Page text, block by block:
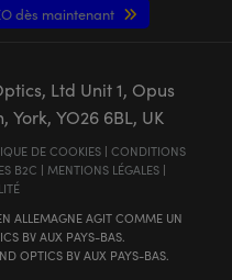
dès maintenant
Ltd Unit 1, Opus
YO26 6BL, UK
DE COOKIES| CONDITIONS
B2C | MENTIONS LÉGALES|
ALLEMAGNE AGIT COMME UN
BV AUX PAYS-BAS.
OPTICS BV AUX PAYS-BAS.